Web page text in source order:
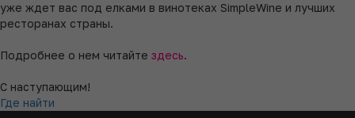
уже ждет вас под елками в винотеках SimpleWine и лучших
ресторанах страны.
Подробнее о нем читайте здесь.
С наступающим!
Где найти